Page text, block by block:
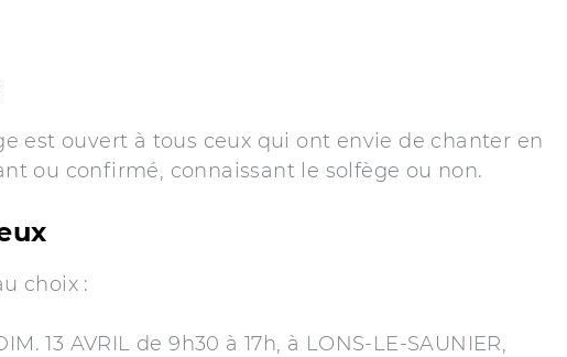
est ouvert à tous ceux qui ont envie de chanter en
ou confirmé, connaissant le solfège ou non.
choix :
13 AVRIL de 9h30 à 17h, à LONS-LE-SAUNIER,